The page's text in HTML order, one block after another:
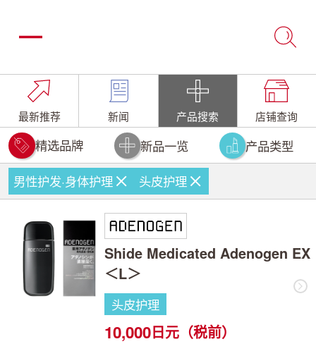
最新推荐 新闻 产品搜索 店铺查询
精选品牌 新品一览 产品类型
男性护发·身体护理 头皮护理
Shide Medicated Adenogen EX
＜L＞
头皮护理
10,000日元（税前）